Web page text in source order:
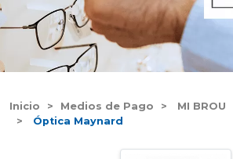
Inicio Medios de Pago MI BROU
Óptica Maynard